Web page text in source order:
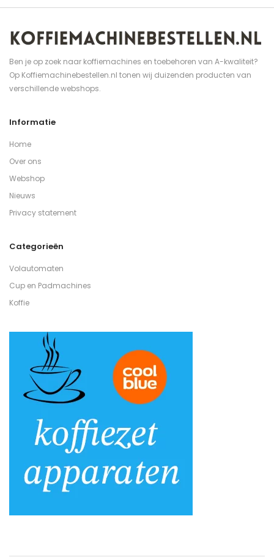
Ben je op zoek naar koffiemachines en toebehoren van A-kwaliteit?
Op Koffiemachinebestellen.nl tonen wij duizenden producten van
verschillende webshops.
Informatie
Home
Over ons
Webshop
Nieuws
Privacy statement
Categorieën
Volautomaten
Cup en Padmachines
Koffie